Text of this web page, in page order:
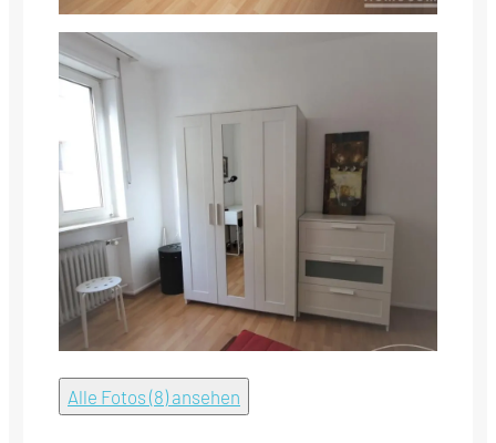
Alle Fotos (8) ansehen